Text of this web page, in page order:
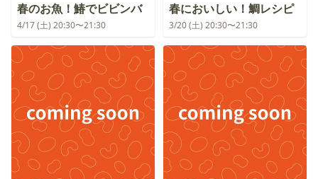
春のお魚！鰆でビビンバ
4/17 (土) 20:30〜21:30
春においしい！鯛レシピ
3/20 (土) 20:30〜21:30